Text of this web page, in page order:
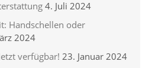
4. Juli 2024
Handschellen oder
2024
verfügbar! 23. Januar 2024